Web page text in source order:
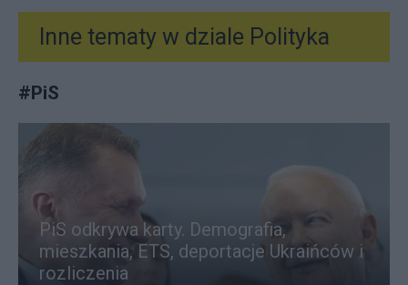
Inne tematy w dziale Polityka
#PiS
PiS odkrywa karty. Demografia,
mieszkania, ETS, deportacje Ukraińców i
rozliczenia